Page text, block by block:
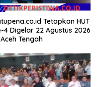
Tetapkan HUT
4 Digelar 22 Agustus 2026
Tengah